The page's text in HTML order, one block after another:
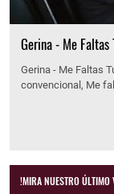
Gerina - Me Faltas
Gerina - Me Faltas
convencional, Me
!MIRA NUESTRO ÚLTIMO